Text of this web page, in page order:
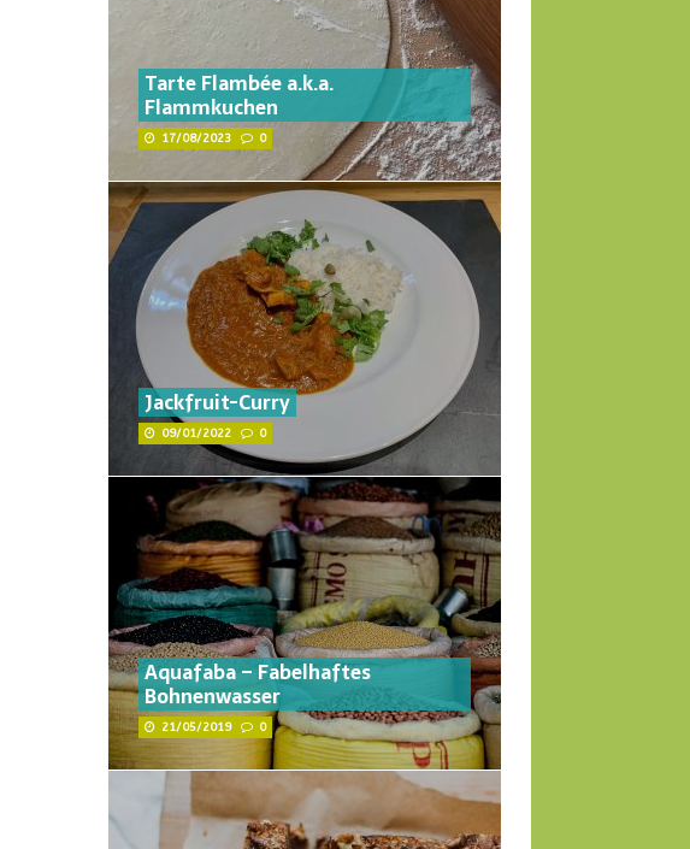
Tarte Flambée a.k.a.
Flammkuchen
17/08/2023 0
Jackfruit-Curry
09/01/2022 0
Aquafaba – Fabelhaftes
Bohnenwasser
21/05/2019 0